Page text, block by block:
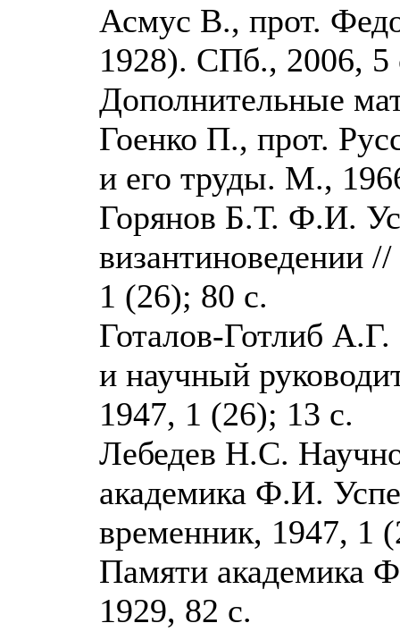
Асмус В., прот.
1928). СПб., 2006, 5
Дополнительные
Гоенко П., прот.
и его труды. М.,
Горянов Б.Т. Ф.И.
византиноведении
1 (26); 80 с.
Готалов-Готлиб
и научный
1947, 1 (26); 13 с.
Лебедев Н.С.
академика Ф.И.
временник, 1947, 1
Памяти академика
1929, 82 с.